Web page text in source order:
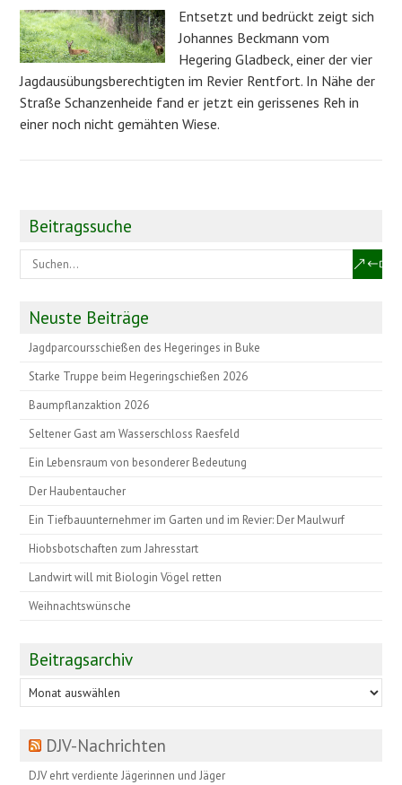
Entsetzt und bedrückt zeigt sich
Johannes Beckmann vom
Hegering Gladbeck, einer der vier
Jagdausübungsberechtigten im Revier Rentfort. In Nähe der
Straße Schanzenheide fand er jetzt ein gerissenes Reh in
einer noch nicht gemähten Wiese.
Beitragssuche
Neuste Beiträge
Jagdparcoursschießen des Hegeringes in Buke
Starke Truppe beim Hegeringschießen 2026
Baumpflanzaktion 2026
Seltener Gast am Wasserschloss Raesfeld
Ein Lebensraum von besonderer Bedeutung
Der Haubentaucher
Ein Tiefbauunternehmer im Garten und im Revier: Der Maulwurf
Hiobsbotschaften zum Jahresstart
Landwirt will mit Biologin Vögel retten
Weihnachtswünsche
Beitragsarchiv
Beitragsarchiv
DJV-Nachrichten
DJV ehrt verdiente Jägerinnen und Jäger